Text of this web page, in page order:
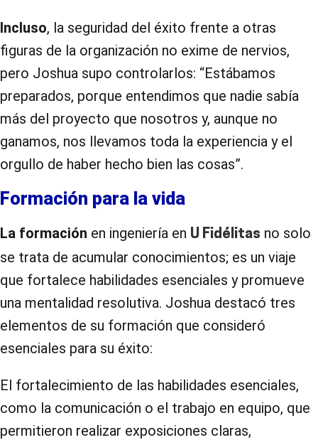
Incluso, la seguridad del éxito frente a otras
figuras de la organización no exime de nervios,
pero Joshua supo controlarlos: “Estábamos
preparados, porque entendimos que nadie sabía
más del proyecto que nosotros y, aunque no
ganamos, nos llevamos toda la experiencia y el
orgullo de haber hecho bien las cosas”.
Formación para la vida
La formación en ingeniería en U Fidélitas no solo
se trata de acumular conocimientos; es un viaje
que fortalece habilidades esenciales y promueve
una mentalidad resolutiva. Joshua destacó tres
elementos de su formación que consideró
esenciales para su éxito:
El fortalecimiento de las habilidades esenciales,
como la comunicación o el trabajo en equipo, que
permitieron realizar exposiciones claras,